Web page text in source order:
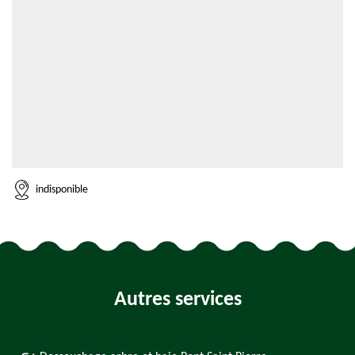
indisponible
Autres services